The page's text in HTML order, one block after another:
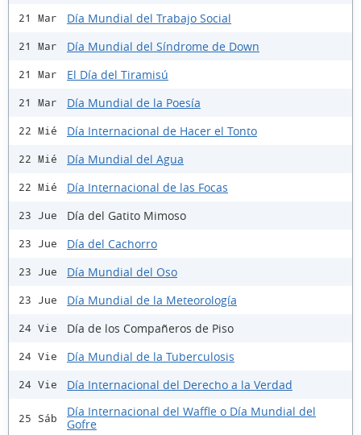
21 Mar Día Mundial del Trabajo Social
21 Mar Día Mundial del Síndrome de Down
21 Mar El Día del Tiramisú
21 Mar Día Mundial de la Poesía
22 Mié Día Internacional de Hacer el Tonto
22 Mié Día Mundial del Agua
22 Mié Día Internacional de las Focas
23 Jue Día del Gatito Mimoso
23 Jue Día del Cachorro
23 Jue Día Mundial del Oso
23 Jue Día Mundial de la Meteorología
24 Vie Día de los Compañeros de Piso
24 Vie Día Mundial de la Tuberculosis
24 Vie Día Internacional del Derecho a la Verdad
25 Sáb
Día Internacional del Waffle o Día Mundial del
Gofre